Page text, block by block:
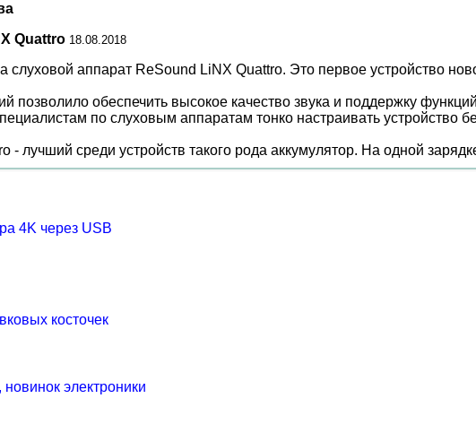
Quattro 18.08.2018
слуховой аппарат ReSound LiNX Quattro. Это первое устройство
позволило обеспечить высокое качество звука и поддержку
по слуховым аппаратам тонко настраивать устройство
- лучший среди устройств такого рода аккумулятор. На одной
4K через USB
косточек
электроники